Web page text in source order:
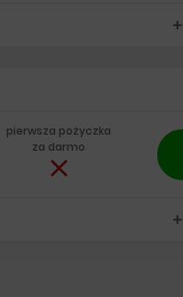
add
pierwsza pożyczka
za darmo
add